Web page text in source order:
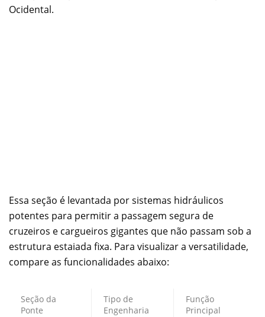
Ocidental.
Essa seção é levantada por sistemas hidráulicos
potentes para permitir a passagem segura de
cruzeiros e cargueiros gigantes que não passam sob a
estrutura estaiada fixa. Para visualizar a versatilidade,
compare as funcionalidades abaixo:
Seção da
Ponte
Tipo de
Engenharia
Função
Principal